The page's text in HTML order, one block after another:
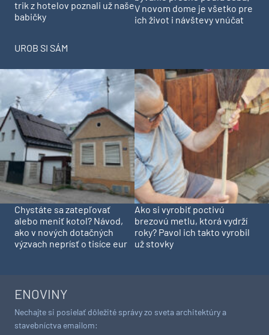
trik z hotelov poznali už naše
babičky
V novom dome je všetko pre
ich život i návštevy vnúčat
UROB SI SÁM
Chystáte sa zatepľovať
alebo meniť kotol? Návod,
ako v nových dotačných
výzvach neprísť o tisíce eur
Ako si vyrobiť poctivú
brezovú metlu, ktorá vydrží
roky? Pavol ich takto vyrobil
už stovky
ENOVINY
Nechajte si posielať dôležité správy zo sveta architektúry a
stavebníctva emailom: